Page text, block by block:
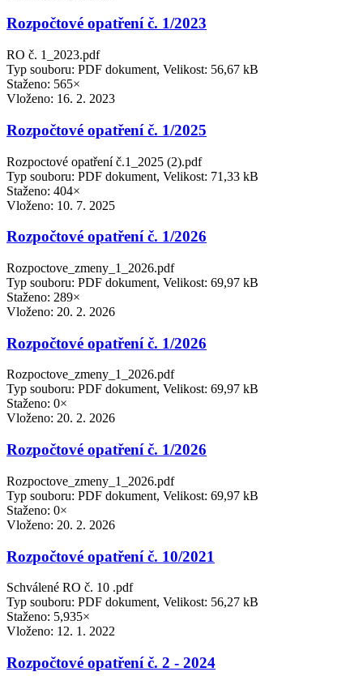
Rozpočtové opatření č. 1/2023
RO č. 1_2023.pdf
Typ souboru: PDF dokument, Velikost: 56,67 kB
Staženo: 565×
Vloženo: 16. 2. 2023
Rozpočtové opatření č. 1/2025
Rozpoctové opatření č.1_2025 (2).pdf
Typ souboru: PDF dokument, Velikost: 71,33 kB
Staženo: 404×
Vloženo: 10. 7. 2025
Rozpočtové opatření č. 1/2026
Rozpoctove_zmeny_1_2026.pdf
Typ souboru: PDF dokument, Velikost: 69,97 kB
Staženo: 289×
Vloženo: 20. 2. 2026
Rozpočtové opatření č. 1/2026
Rozpoctove_zmeny_1_2026.pdf
Typ souboru: PDF dokument, Velikost: 69,97 kB
Staženo: 0×
Vloženo: 20. 2. 2026
Rozpočtové opatření č. 1/2026
Rozpoctove_zmeny_1_2026.pdf
Typ souboru: PDF dokument, Velikost: 69,97 kB
Staženo: 0×
Vloženo: 20. 2. 2026
Rozpočtové opatření č. 10/2021
Schválené RO č. 10 .pdf
Typ souboru: PDF dokument, Velikost: 56,27 kB
Staženo: 5,935×
Vloženo: 12. 1. 2022
Rozpočtové opatření č. 2 - 2024